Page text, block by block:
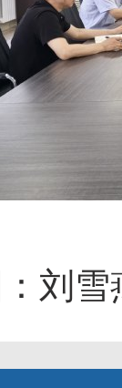
：刘雪